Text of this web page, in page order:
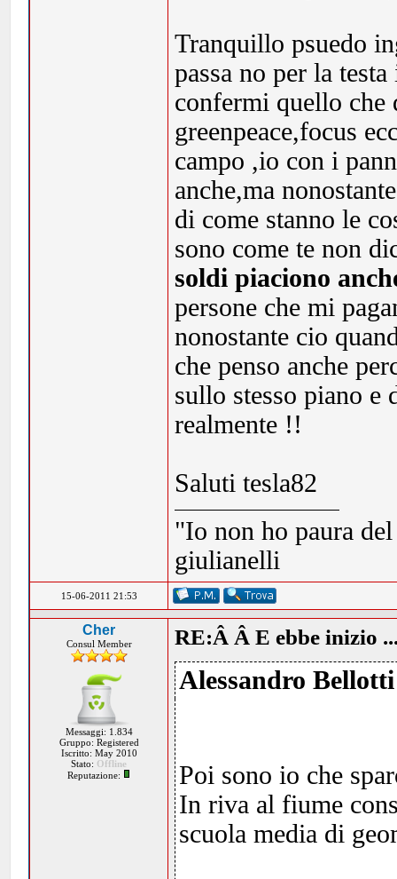
Tranquillo psuedo
passa no per la
confermi quello
greenpeace,focus
campo ,io con i
anche,ma
di come stanno le
sono come te non
soldi piaciono
persone che mi
nonostante cio
che penso anche
sullo stesso piano e
realmente !!
Saluti tesla82
"Io non ho paura
giulianelli
15-06-2011 21:53
Cher
Consul Member
Messaggi: 1.834
Gruppo: Registered
Iscritto: May 2010
Stato: Offline
Reputazione:
RE:Â Â E ebbe inizio
Alessandro
Poi sono io che
In riva al fiume
scuola media di